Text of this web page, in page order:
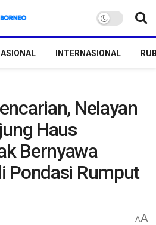
INTERNASIONAL
Nelayan
Haus
Bernyawa
Pondasi Rumput
AA